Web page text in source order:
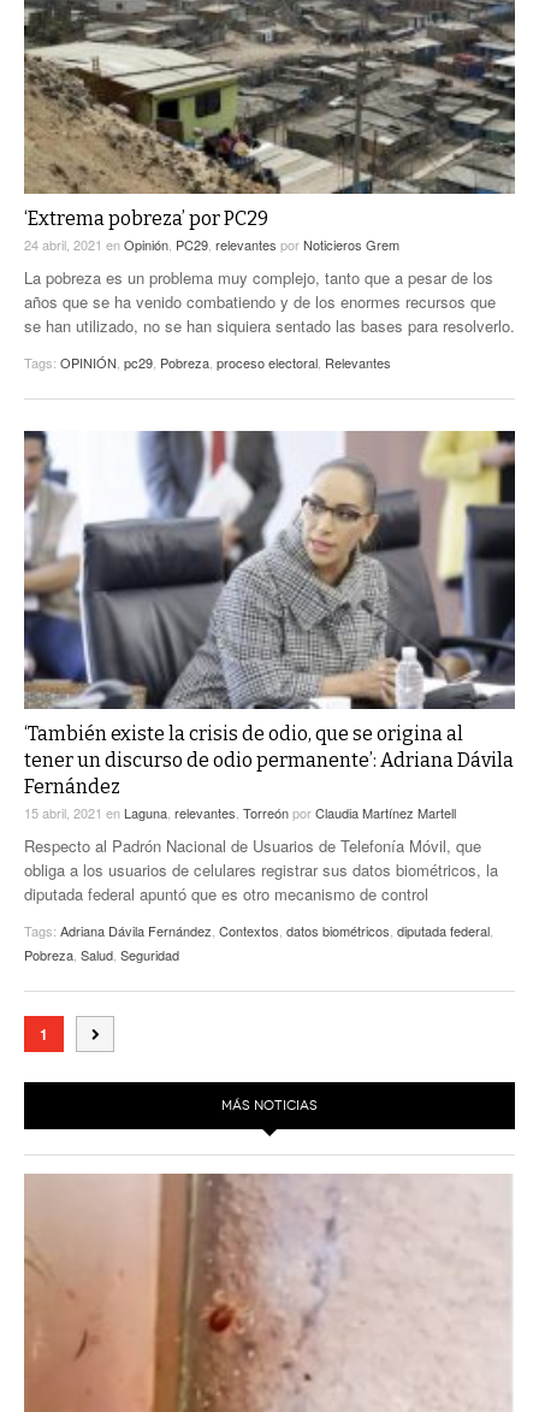
‘Extrema pobreza’ por PC29
24 abril, 2021 enOpinión PC29 relevantes porNoticieros Grem
La pobreza es un problema muy complejo, tanto que a pesar de los
años que se ha venido combatiendo y de los enormes recursos que
se han utilizado, no se han siquiera sentado las bases para resolverlo.
Tags: OPINIÓN pc29 Pobreza proceso electoral Relevantes
‘También existe la crisis de odio, que se origina al
tener un discurso de odio permanente’: Adriana Dávila
Fernández
15 abril, 2021 en Laguna relevantes TorreónporClaudia Martínez Martell
Respecto al Padrón Nacional de Usuarios de Telefonía Móvil, que
obliga a los usuarios de celulares registrar sus datos biométricos, la
diputada federal apuntó que es otro mecanismo de control
Tags: Adriana Dávila Fernández Contextos datos biométricos diputada federal
Pobreza Salud Seguridad
1
MÁS NOTICIAS